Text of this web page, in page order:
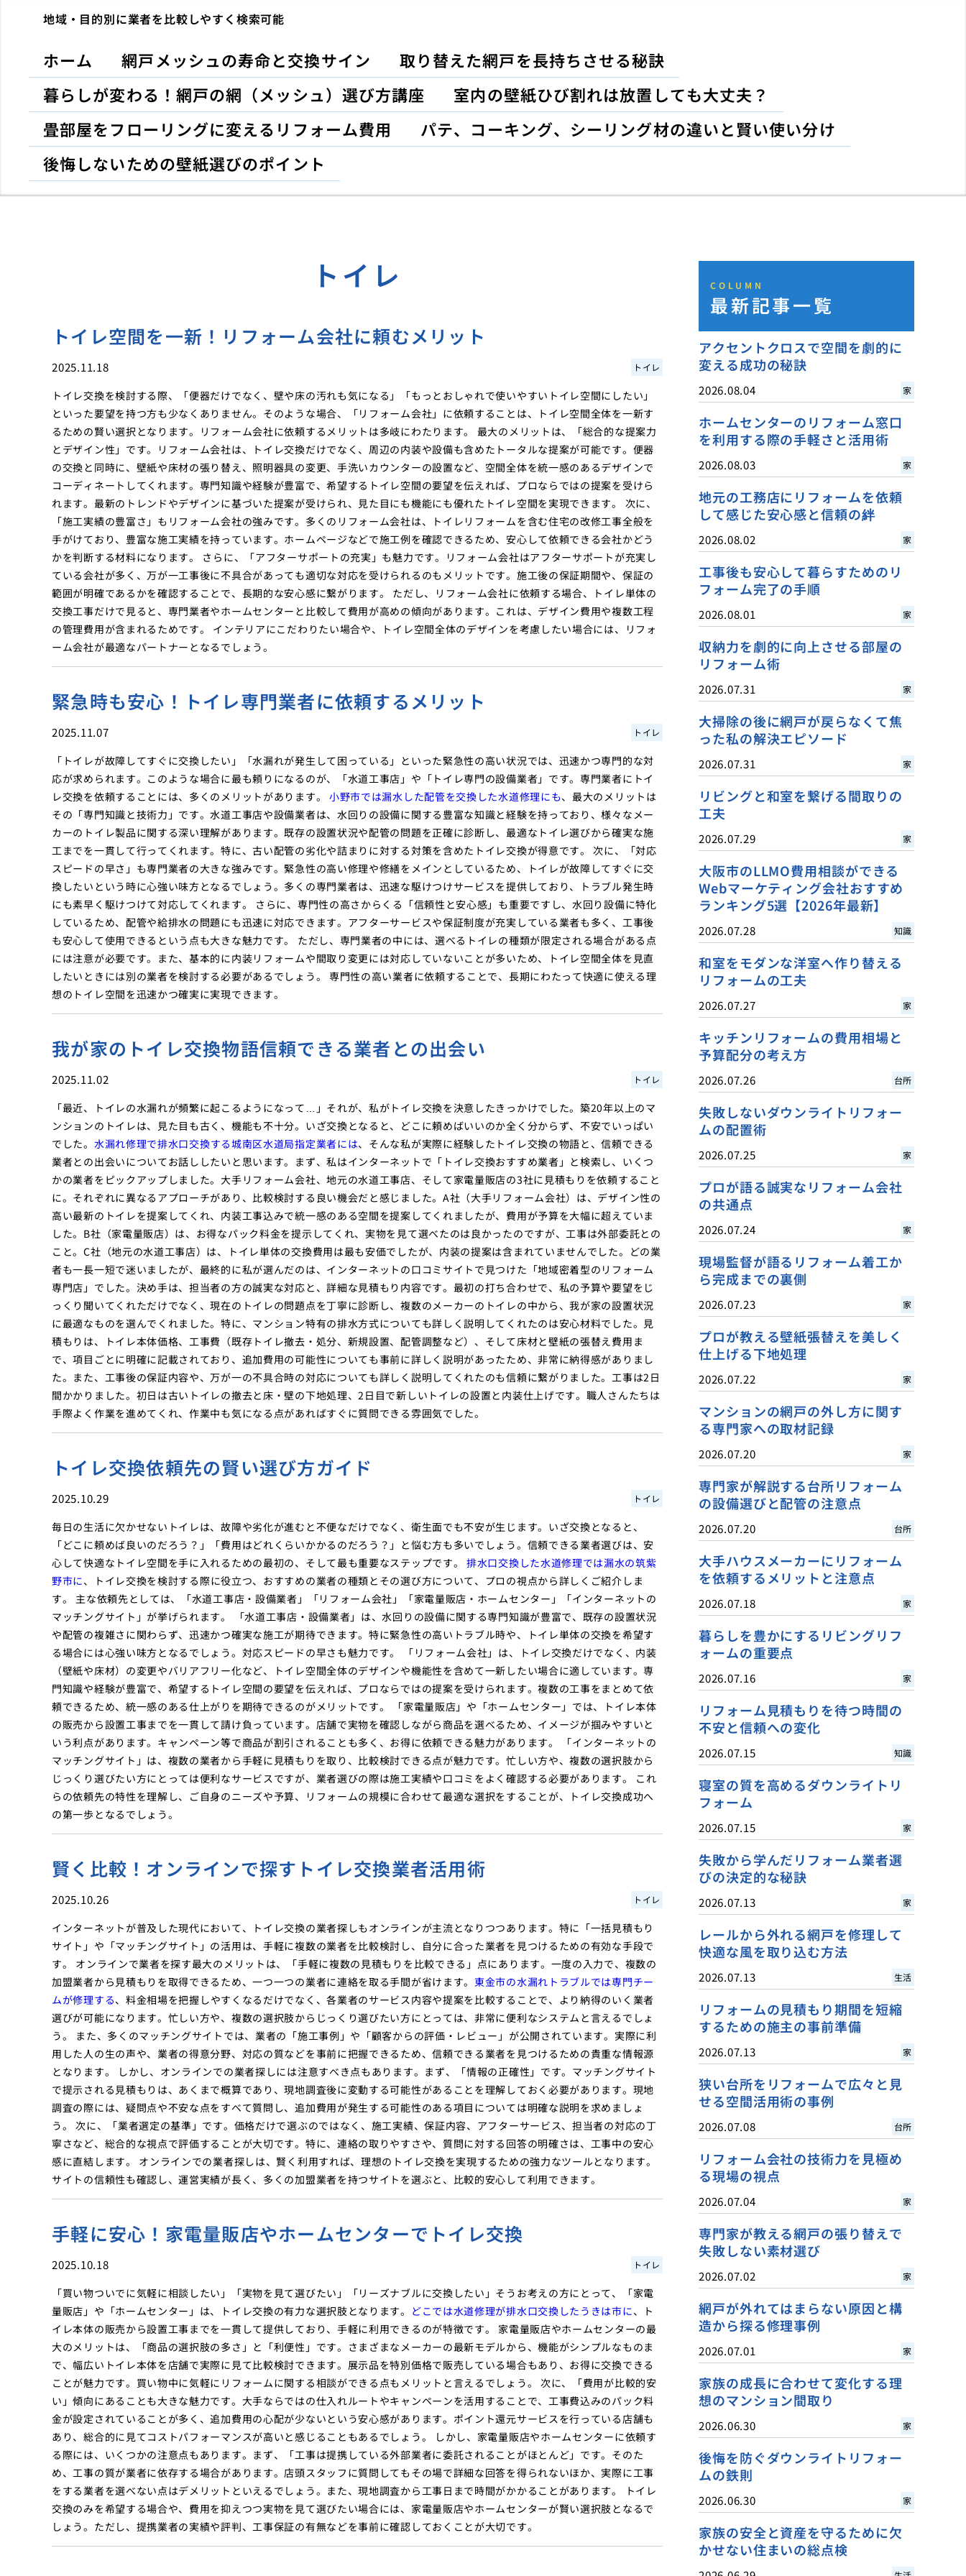
地域・目的別に業者を比較しやすく検索可能
ホーム 網戸メッシュの寿命と交換サイン
取り替えた網戸を長持ちさせる秘訣
暮らしが変わる！網戸の網（メッシュ）選び方講座
室内の壁紙ひび割れは放置しても大丈夫？
畳部屋をフローリングに変えるリフォーム費用
パテ、コーキング、シーリング材の違いと賢い使い分け
後悔しないための壁紙選びのポイント
トイレ
トイレ空間を一新！リフォーム会社に頼むメリット
2025.11.18 トイレ
トイレ交換を検討する際、「便器だけでなく、壁や床の汚れも気になる」「もっとおしゃれで使いやすいトイレ空間にしたい」
といった要望を持つ方も少なくありません。そのような場合、「リフォーム会社」に依頼することは、トイレ空間全体を一新す
るための賢い選択となります。リフォーム会社に依頼するメリットは多岐にわたります。 最大のメリットは、「総合的な提案力
とデザイン性」です。リフォーム会社は、トイレ交換だけでなく、周辺の内装や設備も含めたトータルな提案が可能です。便器
の交換と同時に、壁紙や床材の張り替え、照明器具の変更、手洗いカウンターの設置など、空間全体を統一感のあるデザインで
コーディネートしてくれます。専門知識や経験が豊富で、希望するトイレ空間の要望を伝えれば、プロならではの提案を受けら
れます。最新のトレンドやデザインに基づいた提案が受けられ、見た目にも機能にも優れたトイレ空間を実現できます。 次に、
「施工実績の豊富さ」もリフォーム会社の強みです。多くのリフォーム会社は、トイレリフォームを含む住宅の改修工事全般を
手がけており、豊富な施工実績を持っています。ホームページなどで施工例を確認できるため、安心して依頼できる会社かどう
かを判断する材料になります。 さらに、「アフターサポートの充実」も魅力です。リフォーム会社はアフターサポートが充実し
ている会社が多く、万が一工事後に不具合があっても適切な対応を受けられるのもメリットです。施工後の保証期間や、保証の
範囲が明確であるかを確認することで、長期的な安心感に繋がります。 ただし、リフォーム会社に依頼する場合、トイレ単体の
交換工事だけで見ると、専門業者やホームセンターと比較して費用が高めの傾向があります。これは、デザイン費用や複数工程
の管理費用が含まれるためです。 インテリアにこだわりたい場合や、トイレ空間全体のデザインを考慮したい場合には、リフォ
ーム会社が最適なパートナーとなるでしょう。
緊急時も安心！トイレ専門業者に依頼するメリット
2025.11.07 トイレ
「トイレが故障してすぐに交換したい」「水漏れが発生して困っている」といった緊急性の高い状況では、迅速かつ専門的な対
応が求められます。このような場合に最も頼りになるのが、「水道工事店」や「トイレ専門の設備業者」です。専門業者にトイ
レ交換を依頼することには、多くのメリットがあります。 小野市では漏水した配管を交換した水道修理にも、最大のメリットは
その「専門知識と技術力」です。水道工事店や設備業者は、水回りの設備に関する豊富な知識と経験を持っており、様々なメー
カーのトイレ製品に関する深い理解があります。既存の設置状況や配管の問題を正確に診断し、最適なトイレ選びから確実な施
工までを一貫して行ってくれます。特に、古い配管の劣化や詰まりに対する対策を含めたトイレ交換が得意です。 次に、「対応
スピードの早さ」も専門業者の大きな強みです。緊急性の高い修理や修繕をメインとしているため、トイレが故障してすぐに交
換したいという時に心強い味方となるでしょう。多くの専門業者は、迅速な駆けつけサービスを提供しており、トラブル発生時
にも素早く駆けつけて対応してくれます。 さらに、専門性の高さからくる「信頼性と安心感」も重要ですし、水回り設備に特化
しているため、配管や給排水の問題にも迅速に対応できます。アフターサービスや保証制度が充実している業者も多く、工事後
も安心して使用できるという点も大きな魅力です。 ただし、専門業者の中には、選べるトイレの種類が限定される場合がある点
には注意が必要です。また、基本的に内装リフォームや間取り変更には対応していないことが多いため、トイレ空間全体を見直
したいときには別の業者を検討する必要があるでしょう。 専門性の高い業者に依頼することで、長期にわたって快適に使える理
想のトイレ空間を迅速かつ確実に実現できます。
我が家のトイレ交換物語信頼できる業者との出会い
2025.11.02 トイレ
「最近、トイレの水漏れが頻繁に起こるようになって…」それが、私がトイレ交換を決意したきっかけでした。築20年以上のマ
ンションのトイレは、見た目も古く、機能も不十分。いざ交換となると、どこに頼めばいいのか全く分からず、不安でいっぱい
でした。 水漏れ修理で排水口交換する城南区水道局指定業者には、そんな私が実際に経験したトイレ交換の物語と、信頼できる
業者との出会いについてお話ししたいと思います。まず、私はインターネットで「トイレ交換おすすめ業者」と検索し、いくつ
かの業者をピックアップしました。大手リフォーム会社、地元の水道工事店、そして家電量販店の3社に見積もりを依頼すること
に。それぞれに異なるアプローチがあり、比較検討する良い機会だと感じました。A社（大手リフォーム会社）は、デザイン性の
高い最新のトイレを提案してくれ、内装工事込みで統一感のある空間を提案してくれましたが、費用が予算を大幅に超えていま
した。B社（家電量販店）は、お得なパック料金を提示してくれ、実物を見て選べたのは良かったのですが、工事は外部委託との
こと。C社（地元の水道工事店）は、トイレ単体の交換費用は最も安価でしたが、内装の提案は含まれていませんでした。どの業
者も一長一短で迷いましたが、最終的に私が選んだのは、インターネットの口コミサイトで見つけた「地域密着型のリフォーム
専門店」でした。決め手は、担当者の方の誠実な対応と、詳細な見積もり内容です。最初の打ち合わせで、私の予算や要望をじ
っくり聞いてくれただけでなく、現在のトイレの問題点を丁寧に診断し、複数のメーカーのトイレの中から、我が家の設置状況
に最適なものを選んでくれました。特に、マンション特有の排水方式についても詳しく説明してくれたのは安心材料でした。見
積もりは、トイレ本体価格、工事費（既存トイレ撤去・処分、新規設置、配管調整など）、そして床材と壁紙の張替え費用ま
で、項目ごとに明確に記載されており、追加費用の可能性についても事前に詳しく説明があったため、非常に納得感がありまし
た。また、工事後の保証内容や、万が一の不具合時の対応についても詳しく説明してくれたのも信頼に繋がりました。工事は2日
間かかりました。初日は古いトイレの撤去と床・壁の下地処理、2日目で新しいトイレの設置と内装仕上げです。職人さんたちは
手際よく作業を進めてくれ、作業中も気になる点があればすぐに質問できる雰囲気でした。
トイレ交換依頼先の賢い選び方ガイド
2025.10.29 トイレ
毎日の生活に欠かせないトイレは、故障や劣化が進むと不便なだけでなく、衛生面でも不安が生じます。いざ交換となると、
「どこに頼めば良いのだろう？」「費用はどれくらいかかるのだろう？」と悩む方も多いでしょう。信頼できる業者選びは、安
心して快適なトイレ空間を手に入れるための最初の、そして最も重要なステップです。 排水口交換した水道修理では漏水の筑紫
野市に、トイレ交換を検討する際に役立つ、おすすめの業者の種類とその選び方について、プロの視点から詳しくご紹介しま
す。 主な依頼先としては、「水道工事店・設備業者」「リフォーム会社」「家電量販店・ホームセンター」「インターネットの
マッチングサイト」が挙げられます。 「水道工事店・設備業者」は、水回りの設備に関する専門知識が豊富で、既存の設置状況
や配管の複雑さに関わらず、迅速かつ確実な施工が期待できます。特に緊急性の高いトラブル時や、トイレ単体の交換を希望す
る場合には心強い味方となるでしょう。対応スピードの早さも魅力です。 「リフォーム会社」は、トイレ交換だけでなく、内装
（壁紙や床材）の変更やバリアフリー化など、トイレ空間全体のデザインや機能性を含めて一新したい場合に適しています。専
門知識や経験が豊富で、希望するトイレ空間の要望を伝えれば、プロならではの提案を受けられます。複数の工事をまとめて依
頼できるため、統一感のある仕上がりを期待できるのがメリットです。 「家電量販店」や「ホームセンター」では、トイレ本体
の販売から設置工事までを一貫して請け負っています。店舗で実物を確認しながら商品を選べるため、イメージが掴みやすいと
いう利点があります。キャンペーン等で商品が割引されることも多く、お得に依頼できる魅力があります。 「インターネットの
マッチングサイト」は、複数の業者から手軽に見積もりを取り、比較検討できる点が魅力です。忙しい方や、複数の選択肢から
じっくり選びたい方にとっては便利なサービスですが、業者選びの際は施工実績や口コミをよく確認する必要があります。 これ
らの依頼先の特性を理解し、ご自身のニーズや予算、リフォームの規模に合わせて最適な選択をすることが、トイレ交換成功へ
の第一歩となるでしょう。
賢く比較！オンラインで探すトイレ交換業者活用術
2025.10.26 トイレ
インターネットが普及した現代において、トイレ交換の業者探しもオンラインが主流となりつつあります。特に「一括見積もり
サイト」や「マッチングサイト」の活用は、手軽に複数の業者を比較検討し、自分に合った業者を見つけるための有効な手段で
す。 オンラインで業者を探す最大のメリットは、「手軽に複数の見積もりを比較できる」点にあります。一度の入力で、複数の
加盟業者から見積もりを取得できるため、一つ一つの業者に連絡を取る手間が省けます。 東金市の水漏れトラブルでは専門チー
ムが修理する、料金相場を把握しやすくなるだけでなく、各業者のサービス内容や提案を比較することで、より納得のいく業者
選びが可能になります。忙しい方や、複数の選択肢からじっくり選びたい方にとっては、非常に便利なシステムと言えるでしょ
う。 また、多くのマッチングサイトでは、業者の「施工事例」や「顧客からの評価・レビュー」が公開されています。実際に利
用した人の生の声や、業者の得意分野、対応の質などを事前に把握できるため、信頼できる業者を見つけるための貴重な情報源
となります。 しかし、オンラインでの業者探しには注意すべき点もあります。まず、「情報の正確性」です。マッチングサイト
で提示される見積もりは、あくまで概算であり、現地調査後に変動する可能性があることを理解しておく必要があります。現地
調査の際には、疑問点や不安な点をすべて質問し、追加費用が発生する可能性のある項目については明確な説明を求めましょ
う。 次に、「業者選定の基準」です。価格だけで選ぶのではなく、施工実績、保証内容、アフターサービス、担当者の対応の丁
寧さなど、総合的な視点で評価することが大切です。特に、連絡の取りやすさや、質問に対する回答の明確さは、工事中の安心
感に直結します。 オンラインでの業者探しは、賢く利用すれば、理想のトイレ交換を実現するための強力なツールとなります。
サイトの信頼性も確認し、運営実績が長く、多くの加盟業者を持つサイトを選ぶと、比較的安心して利用できます。
手軽に安心！家電量販店やホームセンターでトイレ交換
2025.10.18 トイレ
「買い物ついでに気軽に相談したい」「実物を見て選びたい」「リーズナブルに交換したい」そうお考えの方にとって、「家電
量販店」や「ホームセンター」は、トイレ交換の有力な選択肢となります。 どこでは水道修理が排水口交換したうきは市に、ト
イレ本体の販売から設置工事までを一貫して提供しており、手軽に利用できるのが特徴です。 家電量販店やホームセンターの最
大のメリットは、「商品の選択肢の多さ」と「利便性」です。さまざまなメーカーの最新モデルから、機能がシンプルなものま
で、幅広いトイレ本体を店舗で実際に見て比較検討できます。展示品を特別価格で販売している場合もあり、お得に交換できる
ことが魅力です。買い物中に気軽にリフォームに関する相談ができる点もメリットと言えるでしょう。 次に、「費用が比較的安
い」傾向にあることも大きな魅力です。大手ならではの仕入れルートやキャンペーンを活用することで、工事費込みのパック料
金が設定されていることが多く、追加費用の心配が少ないという安心感があります。ポイント還元サービスを行っている店舗も
あり、総合的に見てコストパフォーマンスが高いと感じることもあるでしょう。 しかし、家電量販店やホームセンターに依頼す
る際には、いくつかの注意点もあります。まず、「工事は提携している外部業者に委託されることがほとんど」です。そのた
め、工事の質が業者に依存する場合があります。店頭スタッフに質問してもその場で詳細な回答を得られないほか、実際に工事
をする業者を選べない点はデメリットといえるでしょう。また、現地調査から工事日まで時間がかかることがあります。 トイレ
交換のみを希望する場合や、費用を抑えつつ実物を見て選びたい場合には、家電量販店やホームセンターが賢い選択肢となるで
しょう。ただし、提携業者の実績や評判、工事保証の有無などを事前に確認しておくことが大切です。
COLUMN
最新記事一覧
アクセントクロスで空間を劇的に
変える成功の秘訣
2026.08.04 家
ホームセンターのリフォーム窓口
を利用する際の手軽さと活用術
2026.08.03 家
地元の工務店にリフォームを依頼
して感じた安心感と信頼の絆
2026.08.02 家
工事後も安心して暮らすためのリ
フォーム完了の手順
2026.08.01 家
収納力を劇的に向上させる部屋の
リフォーム術
2026.07.31 家
大掃除の後に網戸が戻らなくて焦
った私の解決エピソード
2026.07.31 家
リビングと和室を繋げる間取りの
工夫
2026.07.29 家
大阪市のLLMO費用相談ができる
Webマーケティング会社おすすめ
ランキング5選【2026年最新】
2026.07.28 知識
和室をモダンな洋室へ作り替える
リフォームの工夫
2026.07.27 家
キッチンリフォームの費用相場と
予算配分の考え方
2026.07.26 台所
失敗しないダウンライトリフォー
ムの配置術
2026.07.25 家
プロが語る誠実なリフォーム会社
の共通点
2026.07.24 家
現場監督が語るリフォーム着工か
ら完成までの裏側
2026.07.23 家
プロが教える壁紙張替えを美しく
仕上げる下地処理
2026.07.22 家
マンションの網戸の外し方に関す
る専門家への取材記録
2026.07.20 家
専門家が解説する台所リフォーム
の設備選びと配管の注意点
2026.07.20 台所
大手ハウスメーカーにリフォーム
を依頼するメリットと注意点
2026.07.18 家
暮らしを豊かにするリビングリフ
ォームの重要点
2026.07.16 家
リフォーム見積もりを待つ時間の
不安と信頼への変化
2026.07.15 知識
寝室の質を高めるダウンライトリ
フォーム
2026.07.15 家
失敗から学んだリフォーム業者選
びの決定的な秘訣
2026.07.13 家
レールから外れる網戸を修理して
快適な風を取り込む方法
2026.07.13 生活
リフォームの見積もり期間を短縮
するための施主の事前準備
2026.07.13 家
狭い台所をリフォームで広々と見
せる空間活用術の事例
2026.07.08 台所
リフォーム会社の技術力を見極め
る現場の視点
2026.07.04 家
専門家が教える網戸の張り替えで
失敗しない素材選び
2026.07.02 家
網戸が外れてはまらない原因と構
造から探る修理事例
2026.07.01 家
家族の成長に合わせて変化する理
想のマンション間取り
2026.06.30 家
後悔を防ぐダウンライトリフォー
ムの鉄則
2026.06.30 家
家族の安全と資産を守るために欠
かせない住まいの総点検